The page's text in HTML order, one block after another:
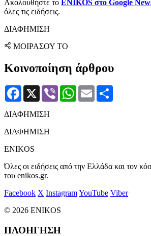
Ακολουθήστε το ENIKOS στο Google
όλες τις ειδήσεις.
ΔΙΑΦΗΜΙΣΗ
ΜΟΙΡΑΣΟΥ ΤΟ
Κοινοποίηση άρθρου
Facebook
X Viber WhatsApp
Email
ΔΙΑΦΗΜΙΣΗ
ΔΙΑΦΗΜΙΣΗ
ENIKOS
Όλες οι ειδήσεις από την Ελλάδα και τον
του enikos.gr.
Facebook X InstagramYouTube Viber
© 2026 ENIKOS
ΠΛΟΗΓΗΣΗ